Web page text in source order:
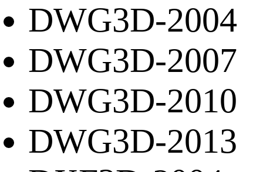
DWG3D-2004
DWG3D-2007
DWG3D-2010
DWG3D-2013